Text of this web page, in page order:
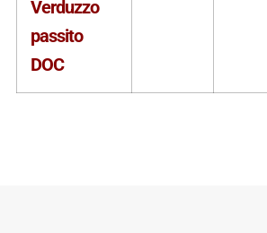
Verduzzo
passito
DOC